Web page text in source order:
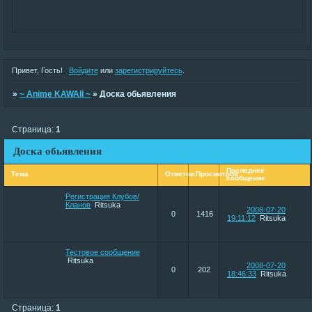
Привет, Гость! Войдитеили зарегистрируйтесь.
»~ Anime KAWAII ~ »Доска обьявления
Доска обьявления
Страница:1
Тема ОтветовПросмотровПоследнее
сообщение
Регистрация Клубов/
Кланов Ritsuka
0
1416
2008-07-20
19:11:12 Ritsuka
Тестовое сообщение
Ritsuka
0
202
2008-07-20
18:46:33 Ritsuka
Страница:1